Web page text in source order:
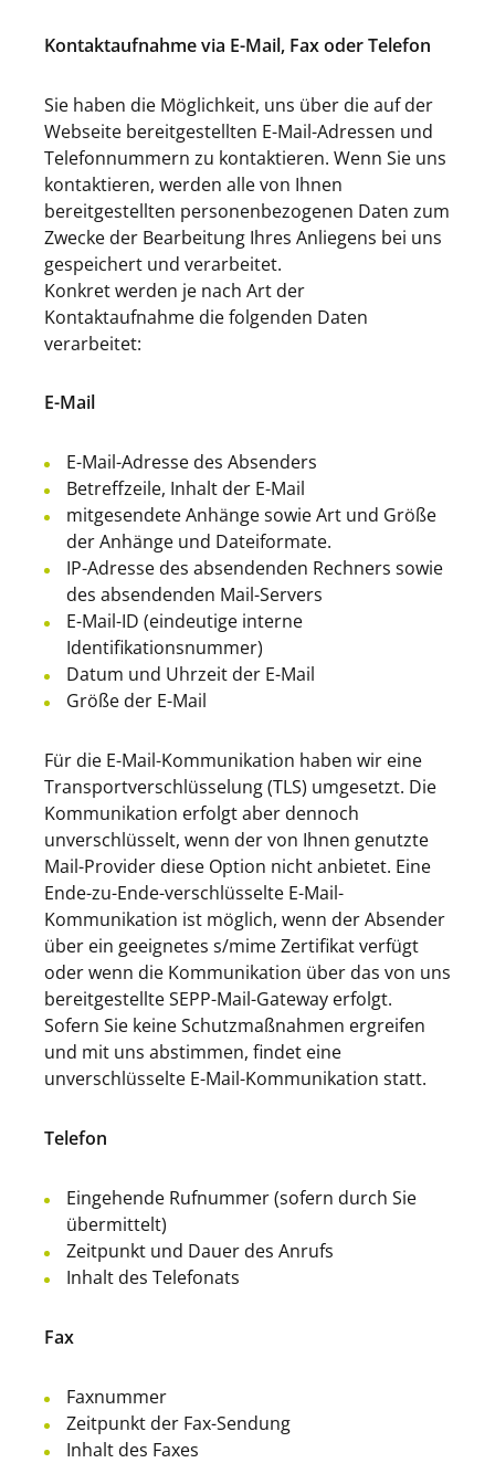
Kontaktaufnahme via E-Mail, Fax oder Telefon
Sie haben die Möglichkeit, uns über die auf der
Webseite bereitgestellten E-Mail-Adressen und
Telefonnummern zu kontaktieren. Wenn Sie uns
kontaktieren, werden alle von Ihnen
bereitgestellten personenbezogenen Daten zum
Zwecke der Bearbeitung Ihres Anliegens bei uns
gespeichert und verarbeitet.
Konkret werden je nach Art der
Kontaktaufnahme die folgenden Daten
verarbeitet:
E-Mail
E-Mail-Adresse des Absenders
Betreffzeile, Inhalt der E-Mail
mitgesendete Anhänge sowie Art und Größe
der Anhänge und Dateiformate.
IP-Adresse des absendenden Rechners sowie
des absendenden Mail-Servers
E-Mail-ID (eindeutige interne
Identifikationsnummer)
Datum und Uhrzeit der E-Mail
Größe der E-Mail
Für die E-Mail-Kommunikation haben wir eine
Transportverschlüsselung (TLS) umgesetzt. Die
Kommunikation erfolgt aber dennoch
unverschlüsselt, wenn der von Ihnen genutzte
Mail-Provider diese Option nicht anbietet. Eine
Ende-zu-Ende-verschlüsselte E-Mail-
Kommunikation ist möglich, wenn der Absender
über ein geeignetes s/mime Zertifikat verfügt
oder wenn die Kommunikation über das von uns
bereitgestellte SEPP-Mail-Gateway erfolgt.
Sofern Sie keine Schutzmaßnahmen ergreifen
und mit uns abstimmen, findet eine
unverschlüsselte E-Mail-Kommunikation statt.
Telefon
Eingehende Rufnummer (sofern durch Sie
übermittelt)
Zeitpunkt und Dauer des Anrufs
Inhalt des Telefonats
Fax
Faxnummer
Zeitpunkt der Fax-Sendung
Inhalt des Faxes